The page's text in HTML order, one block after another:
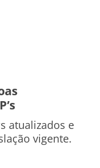
atualizados e
vigente.